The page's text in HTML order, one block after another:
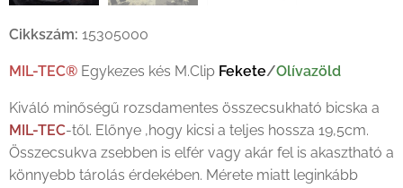
Cikkszám: 15305000
MIL-TEC® Egykezes kés M.Clip Fekete/Olívazöld
Kiváló minőségű rozsdamentes összecsukható bicska a
MIL-TEC-től. Előnye ,hogy kicsi a teljes hossza 19,5cm.
Összecsukva zsebben is elfér vagy akár fel is akasztható a
könnyebb tárolás érdekében. Mérete miatt leginkább